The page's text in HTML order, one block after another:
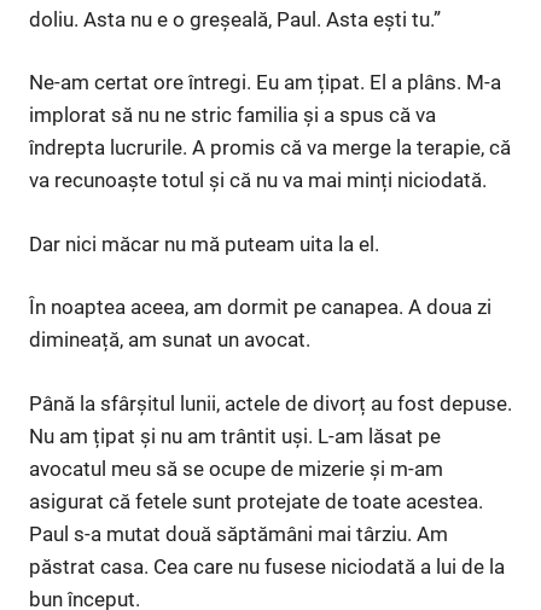
doliu. Asta nu e o greșeală, Paul. Asta ești tu.”
Ne-am certat ore întregi. Eu am țipat. El a plâns. M-a
implorat să nu ne stric familia și a spus că va
îndrepta lucrurile. A promis că va merge la terapie, că
va recunoaște totul și că nu va mai minți niciodată.
Dar nici măcar nu mă puteam uita la el.
În noaptea aceea, am dormit pe canapea. A doua zi
dimineață, am sunat un avocat.
Până la sfârșitul lunii, actele de divorț au fost depuse.
Nu am țipat și nu am trântit uși. L-am lăsat pe
avocatul meu să se ocupe de mizerie și m-am
asigurat că fetele sunt protejate de toate acestea.
Paul s-a mutat două săptămâni mai târziu. Am
păstrat casa. Cea care nu fusese niciodată a lui de la
bun început.